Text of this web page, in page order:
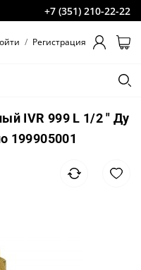
+7 (351) 210-22-22
/ Регистрация
IVR 999 L 1/2 " Ду
199905001